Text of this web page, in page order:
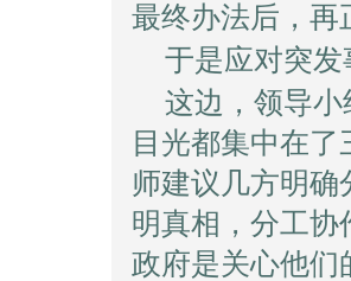
最终办法后，再
于是应对突
这边，领导
目光都集中在
师建议几方明
明真相，分工协
政府是关心他们